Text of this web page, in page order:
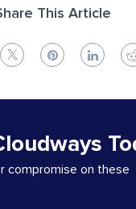
This Article
compromise on these